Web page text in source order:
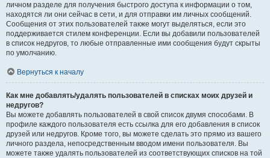
личном разделе для получения быстрого доступа к информации о том,
находятся ли они сейчас в сети, и для отправки им личных сообщений.
Сообщения от этих пользователей также могут выделяться, если это
поддерживается стилем конференции. Если вы добавили пользователей
в список недругов, то любые отправленные ими сообщения будут скрыты
по умолчанию.
Вернуться к началу
Как мне добавлять/удалять пользователей в списках моих друзей и
недругов?
Вы можете добавлять пользователей в свой список двумя способами. В
профиле каждого пользователя есть ссылка для его добавления в список
друзей или недругов. Кроме того, вы можете сделать это прямо из вашего
личного раздела, непосредственным вводом имени пользователя. Вы
можете также удалять пользователей из соответствующих списков на той